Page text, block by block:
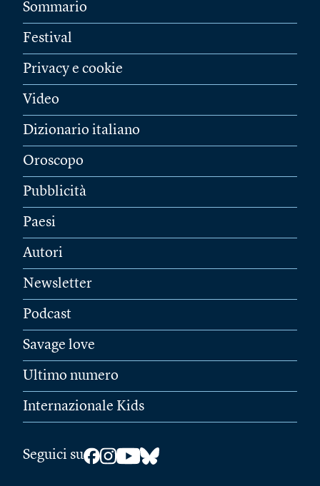
Sommario
Festival
Privacy e cookie
Video
Dizionario italiano
Oroscopo
Pubblicità
Paesi
Autori
Newsletter
Podcast
Savage love
Ultimo numero
Internazionale Kids
Seguici su